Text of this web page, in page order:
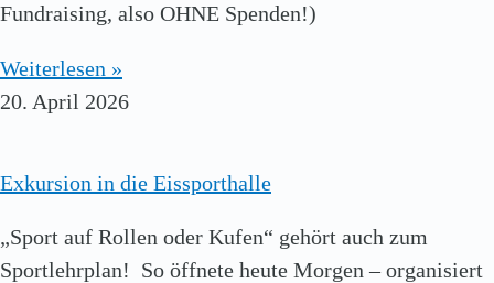
Fundraising, also OHNE Spenden!)
Weiterlesen »
20. April 2026
Exkursion in die Eissporthalle
„Sport auf Rollen oder Kufen“ gehört auch zum
Sportlehrplan! So öffnete heute Morgen – organisiert